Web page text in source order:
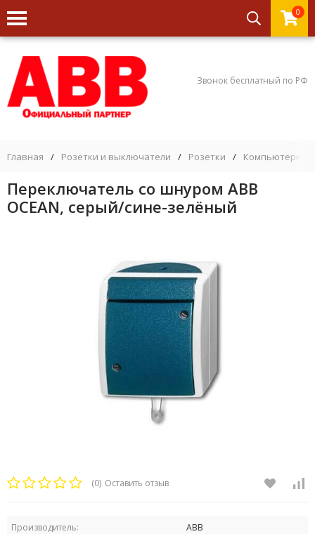
0
Звонок бесплатный по РФ
Главная / Розетки и выключатели / Розетки / Компьютерные
Переключатель со шнуром ABB
OCEAN, серый/сине-зелёный
(0) Оставить отзыв
Производитель:
ABB